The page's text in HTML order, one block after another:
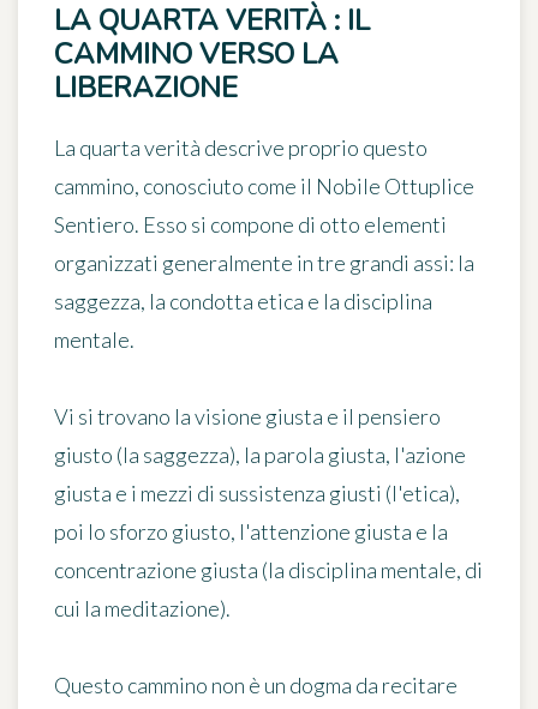
LA QUARTA VERITÀ : IL
CAMMINO VERSO LA
LIBERAZIONE
La quarta verità descrive proprio questo
cammino, conosciuto come il Nobile Ottuplice
Sentiero. Esso si compone di otto elementi
organizzati generalmente in tre grandi assi: la
saggezza, la condotta etica e la disciplina
mentale.
Vi si trovano la visione giusta e il pensiero
giusto (la saggezza), la parola giusta, l'azione
giusta e i mezzi di sussistenza giusti (l'etica),
poi lo sforzo giusto, l'attenzione giusta e la
concentrazione giusta (la disciplina mentale, di
cui la meditazione).
Questo cammino non è un dogma da recitare